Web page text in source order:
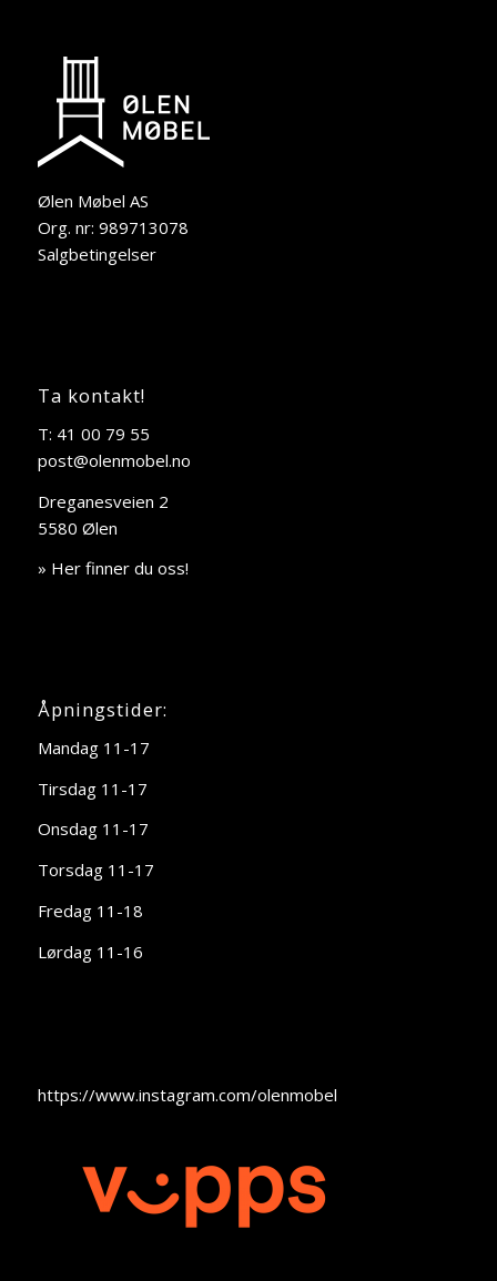
Ølen Møbel AS
Org. nr: 989713078
Salgbetingelser
Ta kontakt!
T: 41 00 79 55
post@olenmobel.no
Dreganesveien 2
5580 Ølen
» Her finner du oss!
Åpningstider:
Mandag 11-17
Tirsdag 11-17
Onsdag 11-17
Torsdag 11-17
Fredag 11-18
Lørdag 11-16
https://www.instagram.com/olenmobel